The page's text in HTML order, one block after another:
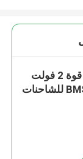
83بطارية الليثيوم من قوة 2 فولت